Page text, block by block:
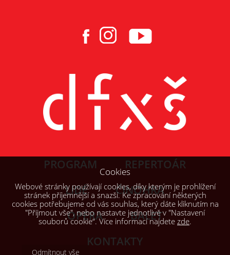
PROGRAM
REPERTOÁR
LIDÉ
ČINOHRA
OPERA
BALET
KONTAKTY
Cookies
Webové stránky používají cookies, díky kterým je prohlížení
stránek příjemnější a snazší. Ke zpracování některých
cookies potřebujeme od vás souhlas, který dáte kliknutím na
"Přijmout vše", nebo nastavte jednotlivě v "Nastavení
souborů cookie“. Více informací najdete zde.
Odmítnout vše